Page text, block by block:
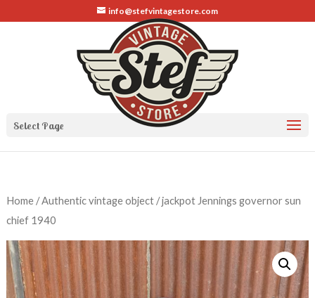
info@stefvintagestore.com
Select Page
Home/Authentic vintage object/ jackpot Jennings governor sun
chief 1940